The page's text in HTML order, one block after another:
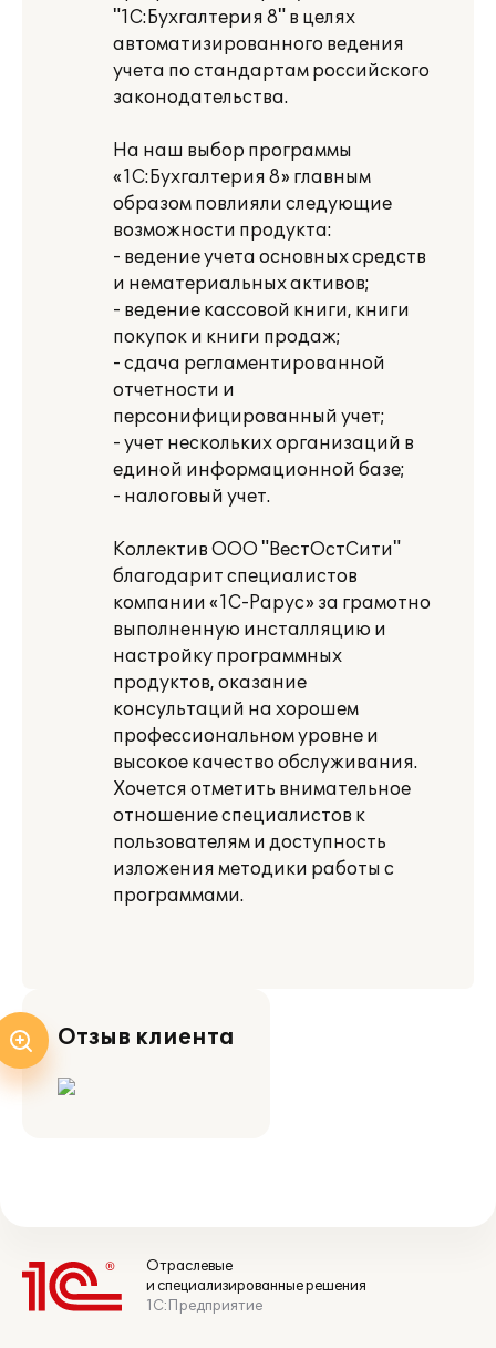
"1С:Бухгалтерия 8" в целях
автоматизированного ведения
учета по стандартам российского
законодательства.
На наш выбор программы
«1С:Бухгалтерия 8» главным
образом повлияли следующие
возможности продукта:
- ведение учета основных средств
и нематериальных активов;
- ведение кассовой книги, книги
покупок и книги продаж;
- сдача регламентированной
отчетности и
персонифицированный учет;
- учет нескольких организаций в
единой информационной базе;
- налоговый учет.
Коллектив ООО "ВестОстСити"
благодарит специалистов
компании «1С-Рарус» за грамотно
выполненную инсталляцию и
настройку программных
продуктов, оказание
консультаций на хорошем
профессиональном уровне и
высокое качество обслуживания.
Хочется отметить внимательное
отношение специалистов к
пользователям и доступность
изложения методики работы с
программами.
Отзыв клиента
Отраслевые
и специализированные решения
1С:Предприятие